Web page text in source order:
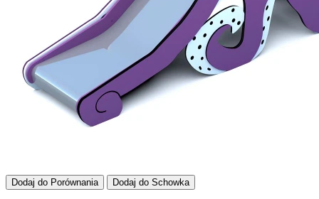
Dodaj do Porównania Dodaj do Schowka